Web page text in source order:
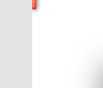
费
计
算